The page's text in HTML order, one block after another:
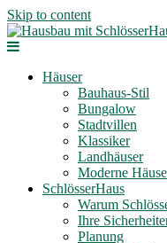
Skip to content
Häuser
Bauhaus-Stil
Bungalow
Stadtvillen
Klassiker
Landhäuser
Moderne
SchlösserHaus
Warum
Ihre
Planung